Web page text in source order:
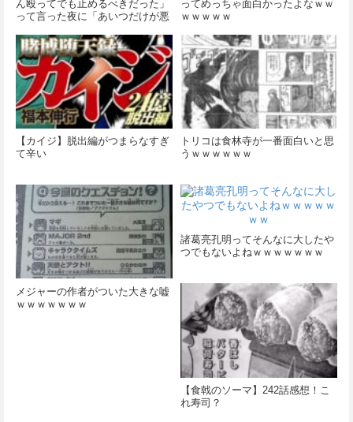
ん殴ってでも止めるべきだった」
って言った夜に「あいつだけが悪
なかったかもしれない…」って悩
む淡いさんのそういう所がいいよ
ね
ってめっちゃ面白かったよなｗｗ
ｗｗｗｗｗ
【カイジ】脱出編がつまらなすぎ
て辛い
トリコは食林寺が一番面白いと思
うｗｗｗｗｗｗ
メジャーの作者がついた大きな嘘
ｗｗｗｗｗｗｗ
諸葛亮孔明ってそんなに大したや
つでもないよねｗｗｗｗｗｗｗ
【食戟のソーマ】242話感想！こ
れ寿司？